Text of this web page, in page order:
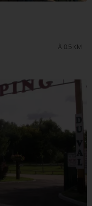
À 0.5 KM